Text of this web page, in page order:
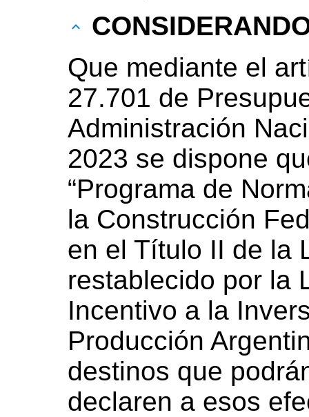
Que mediante el
27.701 de
Administración
2023 se dispone
“Programa de
la Construcción
en el Título II de la
restablecido por la
Incentivo a la
Producción
destinos que
declaren a esos